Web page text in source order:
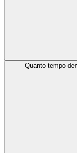
Quanto tempo